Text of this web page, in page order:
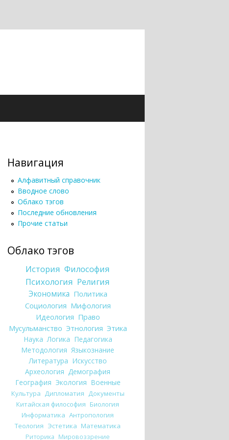
Навигация
Алфавитный справочник
Вводное слово
Облако тэгов
Последние обновления
Прочие статьи
Облако тэгов
История Философия
Психология Религия
Экономика Политика
Социология Мифология
Идеология Право
Мусульманство Этнология Этика
Наука Логика Педагогика
Методология Языкознание
Литература Искусство
Археология Демография
География Экология Военные
Культура Дипломатия Документы
Китайская философия Биология
Информатика Антропология
Теология Эстетика Математика
Риторика Мировоззрение